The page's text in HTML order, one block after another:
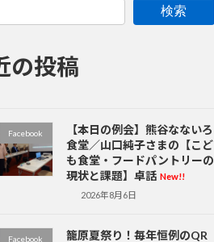
検索
の投稿
Facebook
【本日の例会】熊谷なないろ
食堂／山口純子さまの【こど
も食堂・フードパントリーの
現状と課題】卓話 New!!
2026年8月6日
Facebook
籠原夏祭り！毎年恒例のQR